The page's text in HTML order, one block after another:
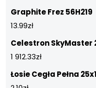
Graphite Frez 56H219
13.99zł
Celestron SkyMaster
1 912.33zł
Łosie Cegła Pełna